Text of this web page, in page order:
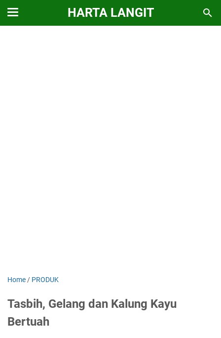
HARTA LANGIT
Home / PRODUK
Tasbih, Gelang dan Kalung Kayu
Bertuah